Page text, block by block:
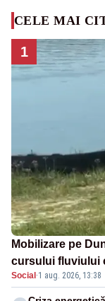
CELE MAI
1
Mobilizare pe
cursului fluviului
Social·1 aug. 2026, 13:38